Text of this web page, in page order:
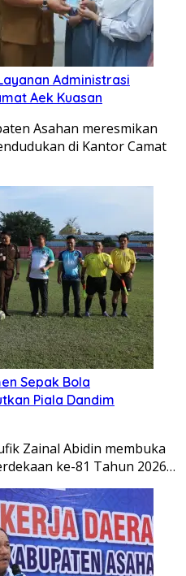
Administrasi
Aek Kuasan
Asahan meresmikan
di Kantor Camat
Sepak Bola
Piala Dandim
Zainal Abidin membuka
ke-81 Tahun 2026…